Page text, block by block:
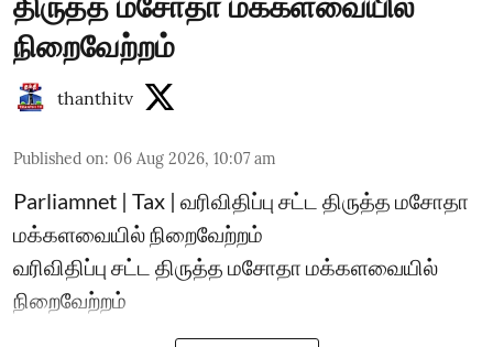
நிறைவேற்றம்
thanthitv
Published on: 06 Aug 2026, 10:07 am
Parliamnet | Tax | வரிவிதிப்பு சட்ட திருத்த மசோதா
மக்களவையில் நிறைவேற்றம்
வரிவிதிப்பு சட்ட திருத்த மசோதா மக்களவையில்
நிறைவேற்றம்